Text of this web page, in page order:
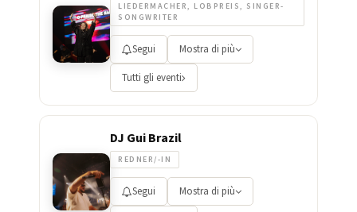
LIEDERMACHER, LOBPREIS, SINGER-
SONGWRITER
Segui Mostra di più
Tutti gli eventi
DJ Gui Brazil
REDNER/-IN
Segui Mostra di più